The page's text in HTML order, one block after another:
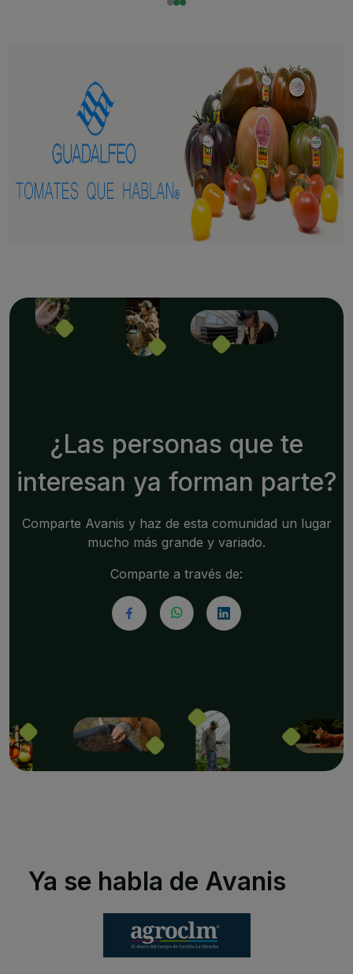
¿Las personas que te
interesan ya forman parte?
Comparte Avanis y haz de esta comunidad un lugar
mucho más grande y variado.
Comparte a través de:
Ya se habla de Avanis